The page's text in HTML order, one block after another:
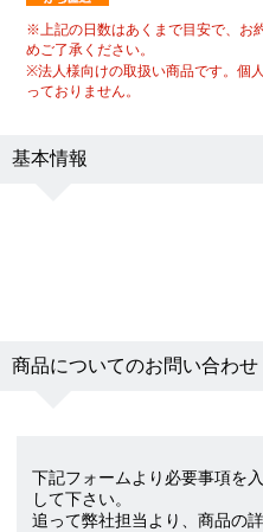
※上記の日数はあくまで目安で、お
めご了承ください。
※法人様向けの取扱い商品です。個
っておりません。
基本情報
商品についてのお問い合わせ
下記フォームより必要事項を
して下さい。
追って弊社担当より、商品の